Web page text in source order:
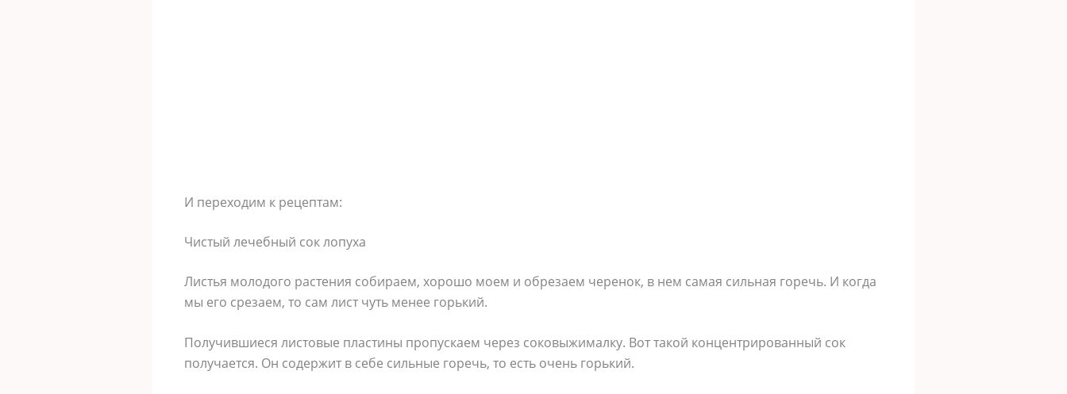
И переходим к рецептам:
Чистый лечебный сок лопуха
Листья молодого растения собираем, хорошо моем и обрезаем черенок, в нем самая сильная горечь. И когда
мы его срезаем, то сам лист чуть менее горький.
Получившиеся листовые пластины пропускаем через соковыжималку. Вот такой концентрированный сок
получается. Он содержит в себе сильные горечь, то есть очень горький.